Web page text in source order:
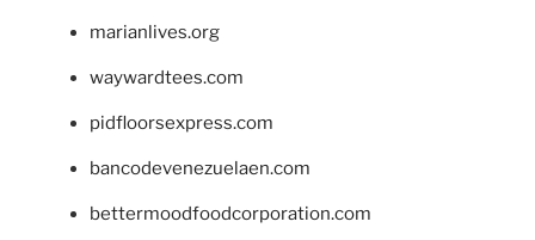
marianlives.org
waywardtees.com
pidfloorsexpress.com
bancodevenezuelaen.com
bettermoodfoodcorporation.com